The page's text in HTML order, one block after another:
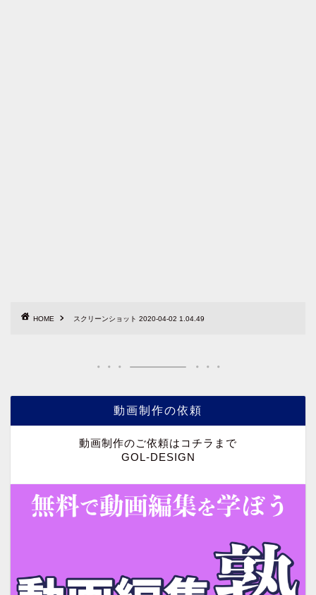
HOME スクリーンショット 2020-04-02 1.04.49
動画制作の依頼
動画制作のご依頼はコチラまで
GOL-DESIGN